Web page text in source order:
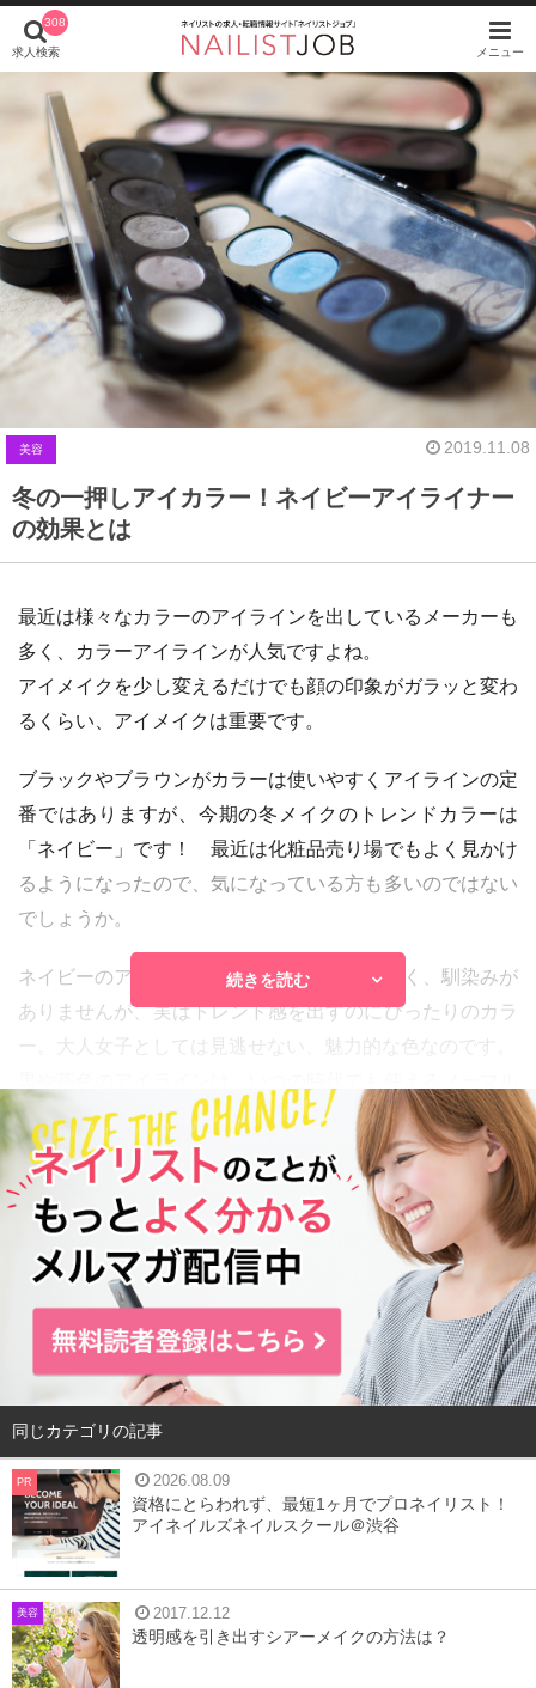
308
求人検索 メニュー
美容 2019.11.08
冬の一押しアイカラー！ネイビーアイライナー
の効果とは
最近は様々なカラーのアイラインを出しているメーカーも
多く、カラーアイラインが人気ですよね。
アイメイクを少し変えるだけでも顔の印象がガラッと変わ
るくらい、アイメイクは重要です。
ブラックやブラウンがカラーは使いやすくアイラインの定
番ではありますが、今期の冬メイクのトレンドカラーは
「ネイビー」です！ 最近は化粧品売り場でもよく見かけ
るようになったので、気になっている方も多いのではない
でしょうか。
ネイビーのアイラインはあまり一般的ではなく、馴染みが
ありませんが、実はトレンド感を出すのにぴったりのカラ
ー。大人女子としては見逃せない、魅力的な色なのです。
なカラーです。しかし毎日同じ色だと代り映えがなく飽き
てしまいますし、トレンド感も皆無です。
トレンドメイクを意識するなら、ネイビーのアイラインに
挑戦してみましょう。アイラインをネイビーに変えるだけ
で、目元が一気にお洒落になります。
ネイビーのアイラインで得られる効果や、使う時のポイン
ト、おすすめのアイライナーをご紹介します！
目次
1ネイビーアイライナーの効果
2ネイビーアイライナーを使う時のポイント
3おすすめのネイビーアイライナー紹介
4まとめ
続きを読む
同じカテゴリの記事
PR 2026.08.09
資格にとらわれず、最短1ヶ月でプロネイリスト！
アイネイルズネイルスクール＠渋谷
美容 2017.12.12
透明感を引き出すシアーメイクの方法は？